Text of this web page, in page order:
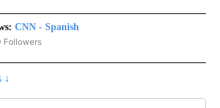
CNN - Spanish
"CNN - SPANISH" TO RECEIVE NOTIFICATIONS ABOUT
Followers
↓